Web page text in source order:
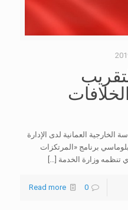
العمانية لدى الإدارة
برنامج «المرتكزات
تنظمه وزارة الخدمة […]
0
Read more